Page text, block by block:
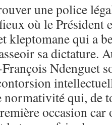
une police
où le Président
kleptomane qui a
sa dictature.
Ndenguet
normativité qui, de
occasion car